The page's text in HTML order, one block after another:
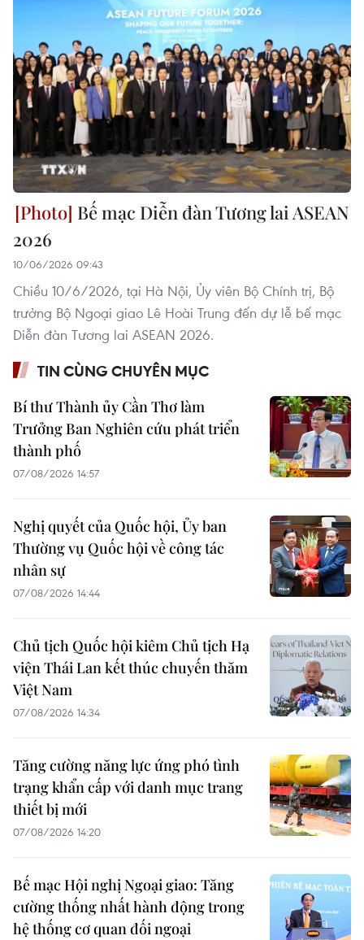
Bế mạc Diễn đàn Tương lai ASEAN
2026
10/06/2026 09:43
Chiều 10/6/2026, tại Hà Nội, Ủy viên Bộ Chính trị, Bộ
trưởng Bộ Ngoại giao Lê Hoài Trung đến dự lễ bế mạc
Diễn đàn Tương lai ASEAN 2026.
TIN CÙNG CHUYÊN MỤC
Bí thư Thành ủy Cần Thơ làm
Trưởng Ban Nghiên cứu phát triển
thành phố
07/08/2026 14:57
Nghị quyết của Quốc hội, Ủy ban
Thường vụ Quốc hội về công tác
nhân sự
07/08/2026 14:44
Chủ tịch Quốc hội kiêm Chủ tịch Hạ
viện Thái Lan kết thúc chuyến thăm
Việt Nam
07/08/2026 14:34
Tăng cường năng lực ứng phó tình
trạng khẩn cấp với danh mục trang
thiết bị mới
07/08/2026 14:20
Bế mạc Hội nghị Ngoại giao: Tăng
cường thống nhất hành động trong
hệ thống cơ quan đối ngoại